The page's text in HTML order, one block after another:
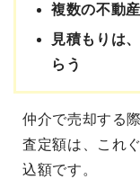
複数の不動
見積もりは
らう
仲介で売却する
査定額は、これ
込額です。